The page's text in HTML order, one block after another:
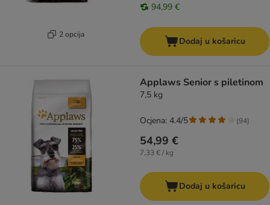
2 opcija
94,99 €
Dodaj u košaricu
Applaws Senior s piletinom
7,5 kg
54,99 €
7,33 € / kg
Ocjena: 4.4/5 (94)
Dodaj u košaricu